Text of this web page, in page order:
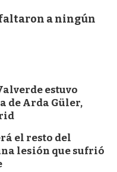
a ningún
estuvo
de Arda Güler,
el resto del
lesión que sufrió